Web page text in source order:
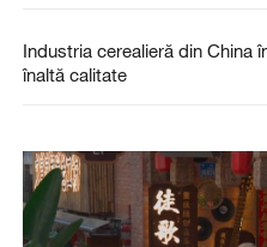
Industria cerealieră din China
înaltă calitate